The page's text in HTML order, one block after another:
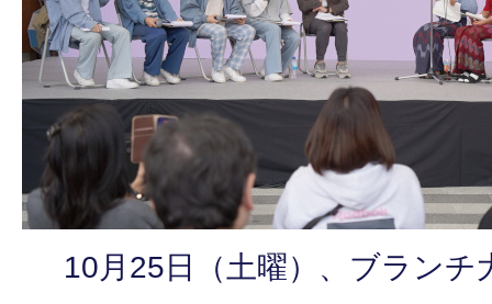
10月25日（土曜）、ブランチ